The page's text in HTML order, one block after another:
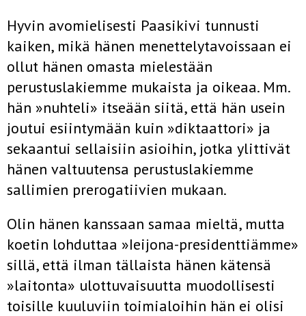
Hyvin avomielisesti Paasikivi tunnusti
kaiken, mikä hänen menettelytavoissaan ei
ollut hänen omasta mielestään
perustuslakiemme mukaista ja oikeaa. Mm.
hän »nuhteli» itseään siitä, että hän usein
joutui esiintymään kuin »diktaattori» ja
sekaantui sellaisiin asioihin, jotka ylittivät
hänen valtuutensa perustuslakiemme
sallimien prerogatiivien mukaan.
Olin hänen kanssaan samaa mieltä, mutta
koetin lohduttaa »Ieijona-presidenttiämme»
sillä, että ilman tällaista hänen kätensä
»laitonta» ulottuvaisuutta muodollisesti
toisille kuuluviin toimialoihin hän ei olisi